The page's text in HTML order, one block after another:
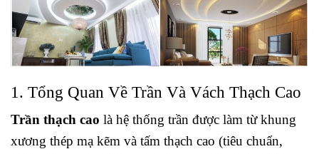
1. Tổng Quan Về Trần Và Vách Thạch Cao
Trần thạch cao là hệ thống trần được làm từ khung
xương thép mạ kẽm và tấm thạch cao (tiêu chuẩn,